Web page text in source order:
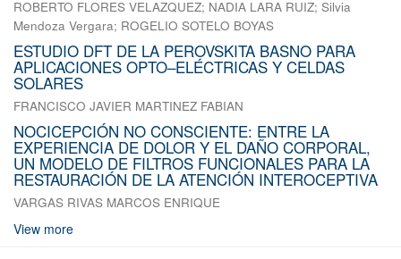
ROBERTO FLORES VELAZQUEZ; NADIA LARA RUIZ; Silvia
Mendoza Vergara; ROGELIO SOTELO BOYAS
ESTUDIO DFT DE LA PEROVSKITA BASNO PARA
APLICACIONES OPTO–ELÉCTRICAS Y CELDAS
SOLARES
FRANCISCO JAVIER MARTINEZ FABIAN
NOCICEPCIÓN NO CONSCIENTE: ENTRE LA
EXPERIENCIA DE DOLOR Y EL DAÑO CORPORAL,
UN MODELO DE FILTROS FUNCIONALES PARA LA
RESTAURACIÓN DE LA ATENCIÓN INTEROCEPTIVA
VARGAS RIVAS MARCOS ENRIQUE
View more